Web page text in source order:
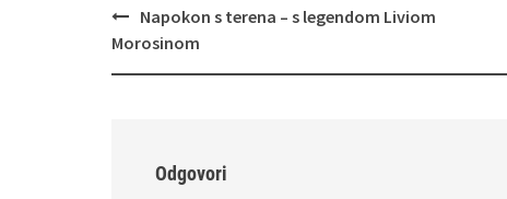
Navigacija
objava
Napokon s terena – s legendom Liviom
Morosinom
Odgovori